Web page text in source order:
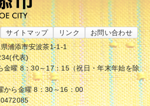
サイトマップ リンク
お問い合わせ
浦添市安波茶1-1-1
代表)
金曜 8：30～17：15（祝日・年末年始を除
から金曜 8：30～16：00